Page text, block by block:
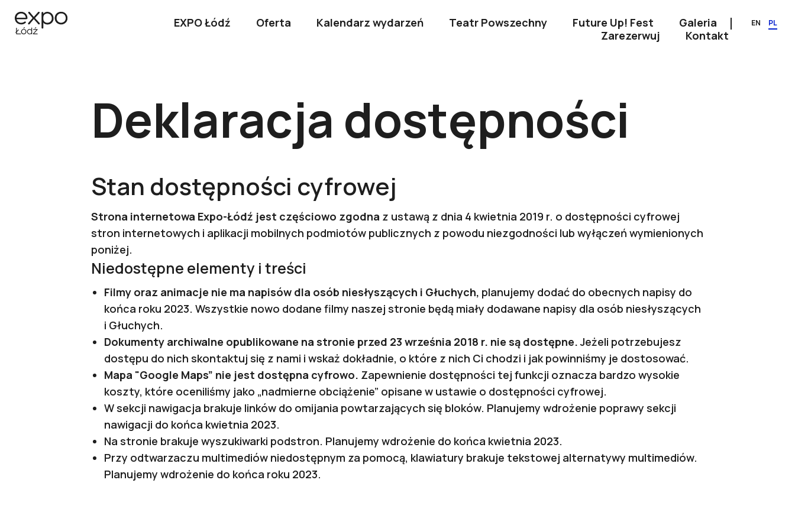
EXPO Łódź Oferta Kalendarz wydarzeń Teatr Powszechny Future Up! Fest
Galeria
Zarezerwuj
Kontakt
EN PL
Deklaracja dostępności
Stan dostępności cyfrowej
Strona internetowa Expo-Łódź jest częściowo zgodna z ustawą z dnia 4 kwietnia 2019 r. o dostępności cyfrowej
stron internetowych i aplikacji mobilnych podmiotów publicznych z powodu niezgodności lub wyłączeń wymienionych
poniżej.
Niedostępne elementy i treści
Filmy oraz animacje nie ma napisów dla osób niesłyszących i Głuchych, planujemy dodać do obecnych napisy do
końca roku 2023. Wszystkie nowo dodane filmy naszej stronie będą miały dodawane napisy dla osób niesłyszących
i Głuchych.
Dokumenty archiwalne opublikowane na stronie przed 23 września 2018 r. nie są dostępne.Jeżeli potrzebujesz
dostępu do nich skontaktuj się z nami i wskaż dokładnie, o które z nich Ci chodzi i jak powinniśmy je dostosować.
Mapa "Google Maps” nie jest dostępna cyfrowo. Zapewnienie dostępności tej funkcji oznacza bardzo wysokie
koszty, które oceniliśmy jako „nadmierne obciążenie” opisane w ustawie o dostępności cyfrowej.
W sekcji nawigacja brakuje linków do omijania powtarzających się bloków. Planujemy wdrożenie poprawy sekcji
nawigacji do końca kwietnia 2023.
Na stronie brakuje wyszukiwarki podstron. Planujemy wdrożenie do końca kwietnia 2023.
Przy odtwarzaczu multimediów niedostępnym za pomocą, klawiatury brakuje tekstowej alternatywy multimediów.
Planujemy wdrożenie do końca roku 2023.